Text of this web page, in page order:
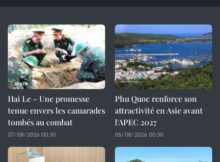
Hai Le – Une promesse
tenue envers les camarades
tombés au combat
07/08/2026 00:30
Phu Quoc renforce son
attractivité en Asie avant
l'APEC 2027
05/08/2026 00:30